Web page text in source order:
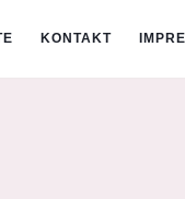
KONTAKT